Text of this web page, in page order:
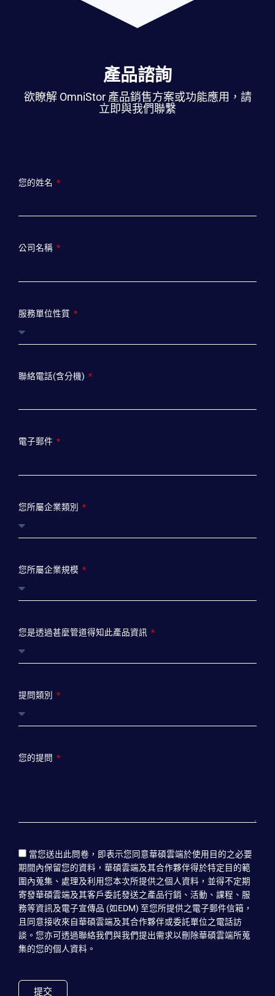
產品諮詢
欲瞭解 OmniStor 產品銷售方案或功能應用，請
立即與我們聯繫
您的姓名
公司名稱
服務單位性質
聯絡電話(含分機)
電子郵件
您所屬企業類別
您所屬企業規模
您是透過甚麼管道得知此產品資訊
提問類別
您的提問
當您送出此問卷，即表示您同意華碩雲端於使用目的之必要
期間內保留您的資料，華碩雲端及其合作夥伴得於特定目的範
圍內蒐集、處理及利用您本次所提供之個人資料，並得不定期
寄發華碩雲端及其客戶委託發送之產品行銷、活動、課程、服
務等資訊及電子宣傳品 (如EDM) 至您所提供之電子郵件信箱，
且同意接收來自華碩雲端及其合作夥伴或委託單位之電話訪
談。您亦可透過聯絡我們與我們提出需求以刪除華碩雲端所蒐
集的您的個人資料。
提交